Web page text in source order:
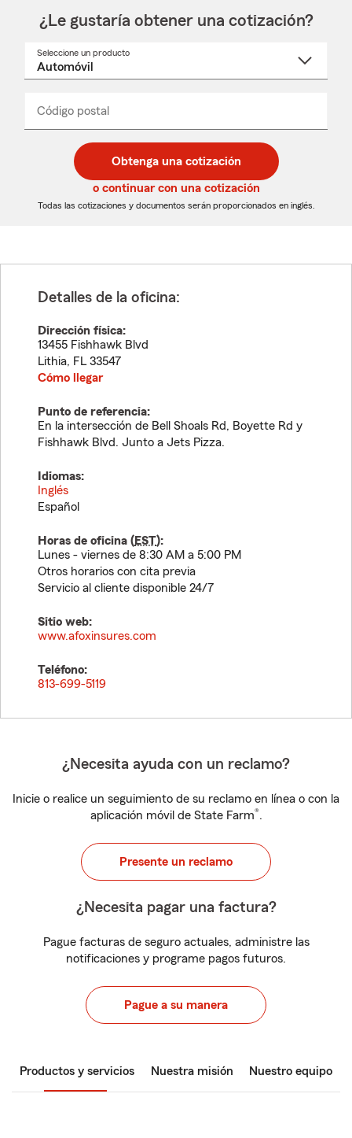
¿Le gustaría obtener una cotización?
Seleccione un producto
desplegable
Código postal
de
5
dígitos
de
5
dígitos
_____
Obtenga una cotización
o continuar con una cotización
Todas las cotizaciones y documentos serán proporcionados en inglés.
Detalles de la oficina:
Dirección física:
13455 Fishhawk Blvd
Lithia, FL 33547
Cómo llegar
Punto de referencia:
En la intersección de Bell Shoals Rd, Boyette Rd y
Fishhawk Blvd. Junto a Jets Pizza.
Idiomas:
Inglés
Español
Horas de oficina (EST):
Lunes - viernes de 8:30 AM a 5:00 PM
Otros horarios con cita previa
Servicio al cliente disponible 24/7
Sitio web:
www.afoxinsures.com
Teléfono:
813-699-5119
¿Necesita ayuda con un reclamo?
Inicie o realice un seguimiento de su reclamo en línea o con la
aplicación móvil de State Farm®.
Presente un reclamo
¿Necesita pagar una factura?
Pague facturas de seguro actuales, administre las
notificaciones y programe pagos futuros.
Pague a su manera
Productos y servicios Nuestra misión Nuestro equipo